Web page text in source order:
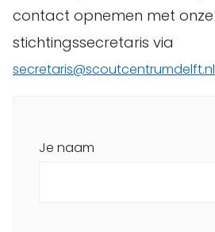
contact opnemen met onze
stichtingssecretaris via
secretaris@scoutcentrumdelft.nl
Je naam